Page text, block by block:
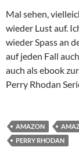
Mal sehen,
wieder Lust auf.
wieder Spass an
auf jeden Fall
auch als ebook
Perry Rhodan
AMAZON
PERRY RHODAN